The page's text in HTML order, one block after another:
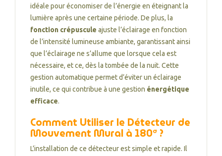
idéale pour économiser de l’énergie en éteignant la
lumière après une certaine période. De plus, la
fonction crépuscule ajuste l’éclairage en fonction
de l’intensité lumineuse ambiante, garantissant ainsi
que l’éclairage ne s’allume que lorsque cela est
nécessaire, et ce, dès la tombée de la nuit. Cette
gestion automatique permet d’éviter un éclairage
inutile, ce qui contribue à une gestion énergétique
efficace.
Comment Utiliser le Détecteur de
Mouvement Mural à 180º ?
L’installation de ce détecteur est simple et rapide. Il